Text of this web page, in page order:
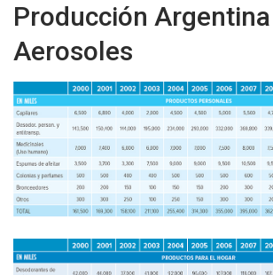
Producción
Aerosoles